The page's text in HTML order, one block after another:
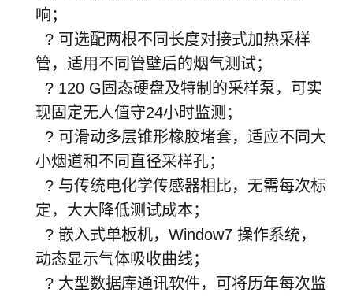
响；
? 可选配两根不同长度对接式加热采样
管，适用不同管壁后的烟气测试；
? 120 G固态硬盘及特制的采样泵，可实
现固定无人值守24小时监测；
? 可滑动多层锥形橡胶堵套，适应不同大
小烟道和不同直径采样孔；
? 与传统电化学传感器相比，无需每次标
定，大大降低测试成本；
? 嵌入式单板机，Window7 操作系统，
动态显示气体吸收曲线；
? 大型数据库通讯软件，可将历年每次监